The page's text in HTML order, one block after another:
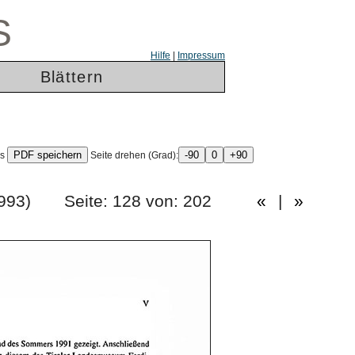
Hilfe Impressum
Blättern
Seite drehen (Grad):
1993) Seite: 128 von: 202 « | »